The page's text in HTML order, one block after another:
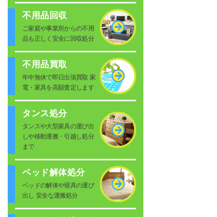
不用品回収
ご家庭や事業所からの不用
品も正しく安全に回収処分
不用品買取
年中無休で即日出張買取 家
電・家具を高額査定します
タンス処分
タンスや大型家具の運び出
しや移動運搬・引越し処分
まで
ベッド解体処分
ベッドの解体や寝具の運び
出し 安全な運搬処分